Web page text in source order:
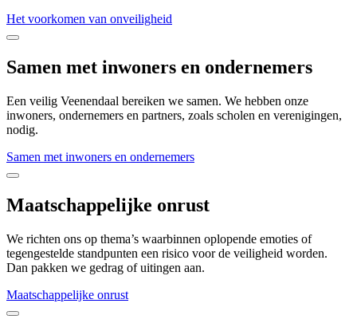
Het voorkomen van onveiligheid
Samen met inwoners en ondernemers
Een veilig Veenendaal bereiken we samen. We hebben onze
inwoners, ondernemers en partners, zoals scholen en verenigingen,
nodig.
Samen met inwoners en ondernemers
Maatschappelijke onrust
We richten ons op thema’s waarbinnen oplopende emoties of
tegengestelde standpunten een risico voor de veiligheid worden.
Dan pakken we gedrag of uitingen aan.
Maatschappelijke onrust